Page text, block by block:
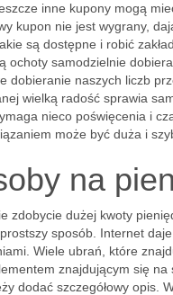
inne kupony mogą
kupon nie jest wygrany,
są dostępne i robić
ochoty samodzielnie
dobieranie naszych liczb
wielką radość sprawia
nieco poświęcenia i
może być duża i
na
zdobycie dużej kwoty
sposób. Internet
Wiele ubrań, które
znajdującym się
dodać szczegółowy opis.